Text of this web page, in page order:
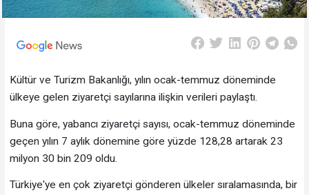
Kültür ve Turizm Bakanlığı, yılın ocak-temmuz döneminde
ülkeye gelen ziyaretçi sayılarına ilişkin verileri paylaştı.
Buna göre, yabancı ziyaretçi sayısı, ocak-temmuz döneminde
geçen yılın 7 aylık dönemine göre yüzde 128,28 artarak 23
milyon 30 bin 209 oldu.
Türkiye'ye en çok ziyaretçi gönderen ülkeler sıralamasında, bir